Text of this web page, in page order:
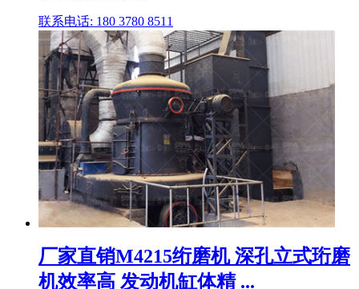
联系电话: 180 3780 8511
厂家直销M4215绗磨机 深孔立式珩磨
机效率高 发动机缸体精 ...